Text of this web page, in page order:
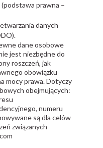
prawna –
danych
dane osobowe
jest niezbędne do
roszczeń, jak
obowiązku
mocy prawa. Dotyczy
obejmujących:
numeru
są dla celów
związanych